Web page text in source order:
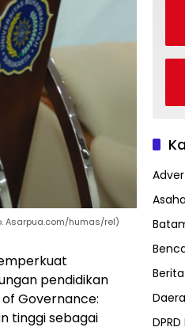
Asarpua.com/humas/rel)
pendidikan
Governance:
tinggi sebagai
Berita